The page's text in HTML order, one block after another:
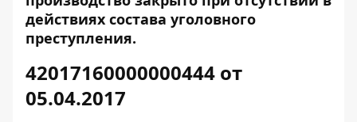
действиях состава уголовного
преступления.
42017160000000444 от
05.04.2017